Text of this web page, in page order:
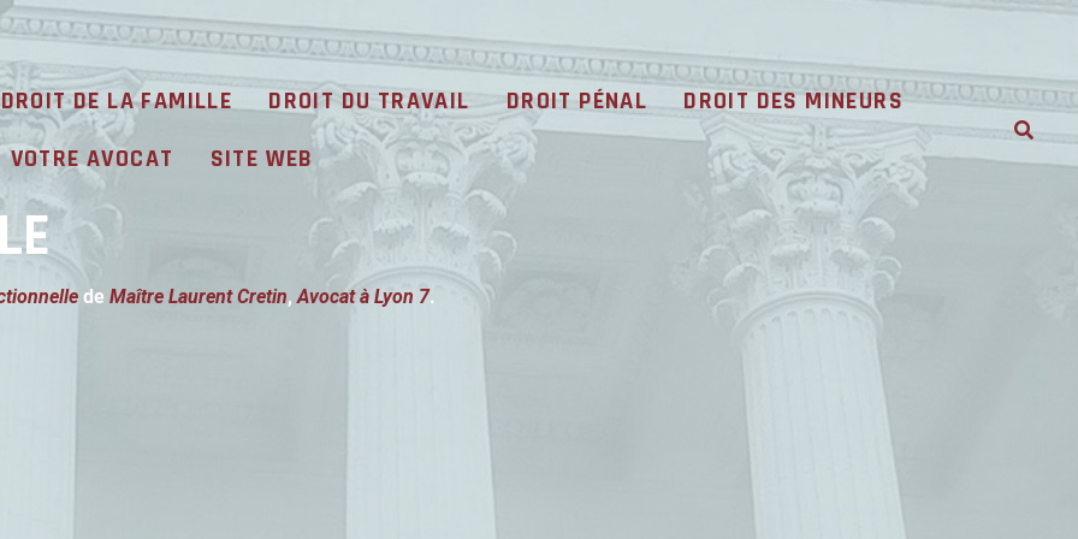
DROIT DE LA FAMILLE DROIT DU TRAVAIL DROIT PÉNAL
DROIT DES MINEURS
VOTRE AVOCAT SITE WEB
de Maître Laurent Cretin,Avocat à Lyon 7.